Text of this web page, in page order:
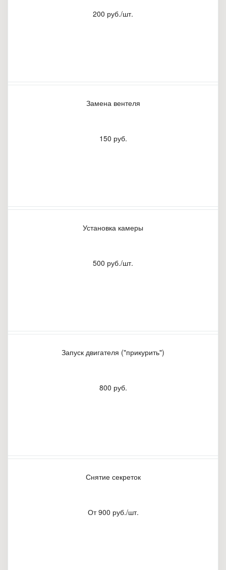
200 руб./шт.
Замена вентеля
150 руб.
Установка камеры
500 руб./шт.
Запуск двигателя ("прикурить")
800 руб.
Снятие секреток
От 900 руб./шт.